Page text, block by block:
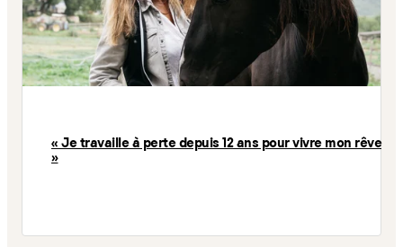
« Je travaille à perte depuis 12 ans pour vivre mon rêve
»